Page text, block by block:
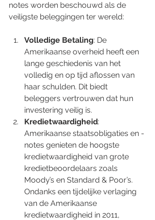
notes worden beschouwd als de
veiligste beleggingen ter wereld:
Volledige Betaling: De
Amerikaanse overheid heeft een
lange geschiedenis van het
volledig en op tijd aflossen van
haar schulden. Dit biedt
beleggers vertrouwen dat hun
investering veilig is.
Kredietwaardigheid:
Amerikaanse staatsobligaties en -
notes genieten de hoogste
kredietwaardigheid van grote
kredietbeoordelaars zoals
Moody’s en Standard & Poor’s.
Ondanks een tijdelijke verlaging
van de Amerikaanse
kredietwaardigheid in 2011,